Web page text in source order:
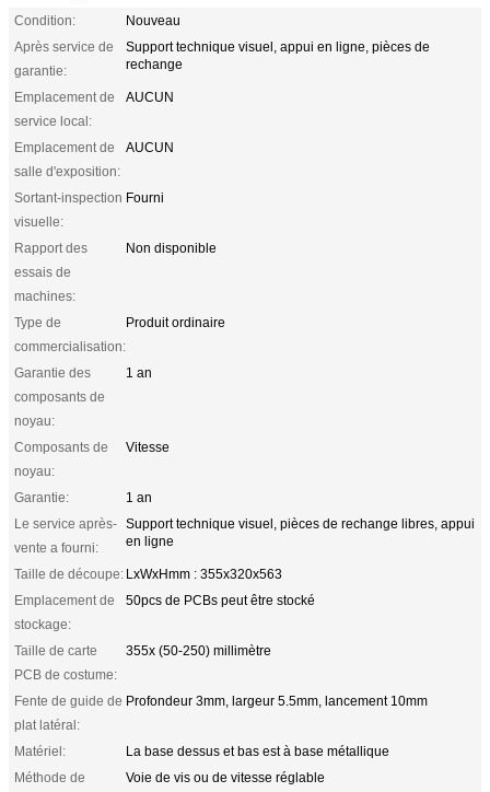
Condition:
Nouveau
Après service de
garantie:
Support technique visuel, appui en ligne, pièces de
rechange
Emplacement de
service local:
AUCUN
Emplacement de
salle d'exposition:
AUCUN
Sortant-inspection
visuelle:
Fourni
Rapport des
essais de
machines:
Non disponible
Type de
commercialisation:
Produit ordinaire
Garantie des
composants de
noyau:
1 an
Composants de
noyau:
Vitesse
Garantie:
1 an
Le service après-
vente a fourni:
Support technique visuel, pièces de rechange libres, appui
en ligne
Taille de découpe: LxWxHmm : 355x320x563
Emplacement de
stockage:
50pcs de PCBs peut être stocké
Taille de carte
PCB de costume:
355x (50-250) millimètre
Fente de guide de
plat latéral:
Profondeur 3mm, largeur 5.5mm, lancement 10mm
Matériel:
La base dessus et bas est à base métallique
Méthode de
Voie de vis ou de vitesse réglable